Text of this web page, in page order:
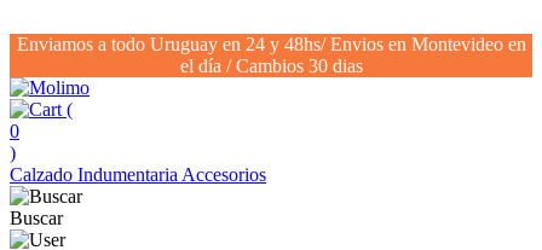
Enviamos a todo Uruguay en 24 y 48hs/ Envios en Montevideo en
el día / Cambios 30 dias
(
0
)
Calzado Indumentaria Accesorios
Buscar